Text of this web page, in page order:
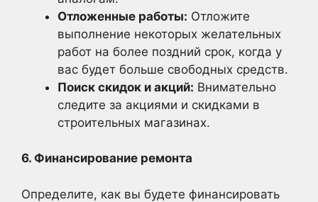
Отложенные работы: Отложите
выполнение некоторых желательных
работ на более поздний срок, когда у
вас будет больше свободных средств.
Поиск скидок и акций: Внимательно
следите за акциями и скидками в
строительных магазинах.
6. Финансирование ремонта
Определите, как вы будете финансировать